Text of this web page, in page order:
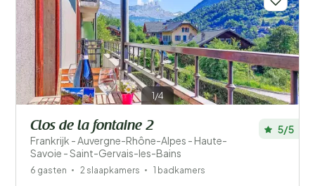
1/4
Clos de la fontaine 2
Frankrijk - Auvergne-Rhône-Alpes - Haute-
Savoie - Saint-Gervais-les-Bains
5/5
6 gasten 2 slaapkamers 1 badkamers